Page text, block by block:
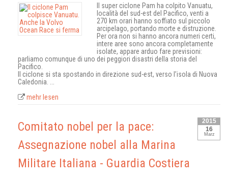
Il super ciclone Pam ha colpito Vanuatu,
località del sud-est del Pacifico, venti a
270 km orari hanno soffiato sul piccolo
arcipelago, portando morte e distruzione.
Per ora non si hanno ancora numeri certi,
intere aree sono ancora completamente
isolate, appare arduo fare previsioni:
parliamo comunque di uno dei peggiori disastri della storia del
Pacifico.
Il ciclone si sta spostando in direzione sud-est, verso l’isola di Nuova
Caledonia. ...
mehr lesen
2015
16
Marz
Comitato nobel per la pace:
Assegnazione nobel alla Marina
Militare Italiana - Guardia Costiera